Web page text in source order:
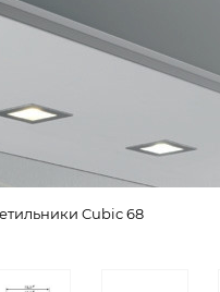
Cubic 68